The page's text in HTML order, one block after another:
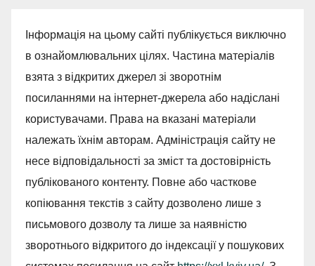
Інформація на цьому сайті публікується виключно
в ознайомлювальних цілях. Частина матеріалів
взята з відкритих джерел зі зворотнім
посиланнями на інтернет-джерела або надіслані
користувачами. Права на вказані матеріали
належать їхнім авторам. Адміністрація сайту не
несе відповідальності за зміст та достовірність
публікованого контенту. Повне або часткове
копіювання текстів з сайту дозволено лише з
письмового дозволу та лише за наявністю
зворотнього відкритого до індексації у пошукових